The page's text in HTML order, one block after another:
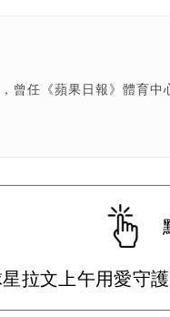
曾任《蘋果日報》體育中
星拉文上午用愛守